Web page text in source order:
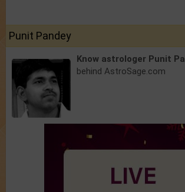
Punit Pandey
Know astrologer Punit
behind AstroSage.com